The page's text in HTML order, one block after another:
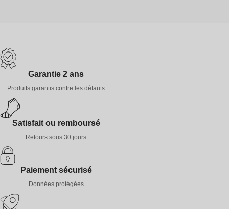
Garantie 2 ans
Produits garantis contre les défauts
Satisfait ou remboursé
Retours sous 30 jours
Paiement sécurisé
Données protégées